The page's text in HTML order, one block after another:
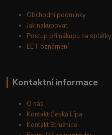
Obchodní podmínky
Jak nakupovat
Postup při nákupu na splátky
EET oznámení
Kontaktní informace
O nás
Kontakt Česká Lípa
Kontakt Stružnice